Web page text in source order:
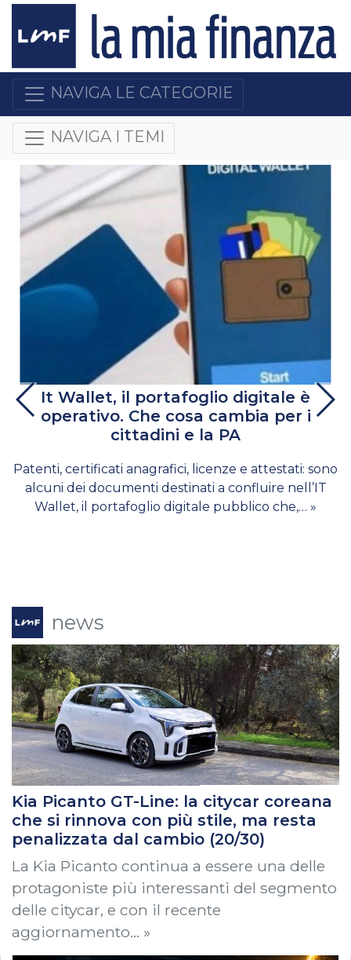
NAVIGA LE CATEGORIE
NAVIGA I TEMI
It Wallet, il portafoglio digitale è
operativo. Che cosa cambia per i
cittadini e la PA
Patenti, certificati anagrafici, licenze e attestati: sono
alcuni dei documenti destinati a confluire nell’IT
Wallet, il portafoglio digitale pubblico che,… »
news
Kia Picanto GT-Line: la citycar coreana
che si rinnova con più stile, ma resta
penalizzata dal cambio (20/30)
La Kia Picanto continua a essere una delle
protagoniste più interessanti del segmento
delle citycar, e con il recente
aggiornamento… »